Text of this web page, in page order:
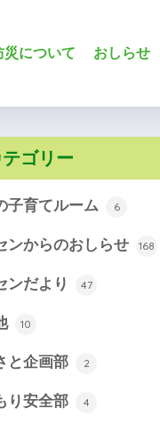
災について おしらせ
テゴリー
子育てルーム 6
ンからのおしらせ 168
ンだより 47
10
と企画部 2
り安全部 4